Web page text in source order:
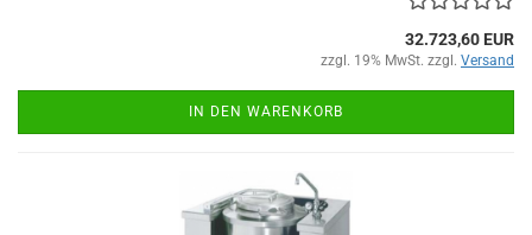
32.723,60 EUR
zzgl. 19% MwSt. zzgl. Versand
IN DEN WARENKORB